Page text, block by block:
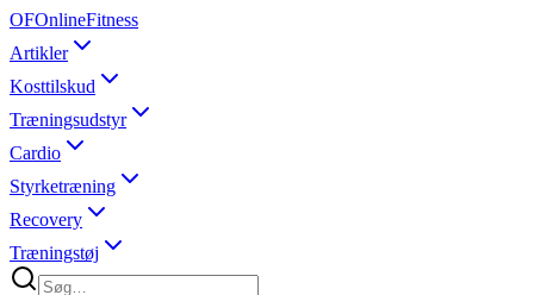
OFOnlineFitness
Artikler
Kosttilskud
Træningsudstyr
Cardio
Styrketræning
Recovery
Træningstøj